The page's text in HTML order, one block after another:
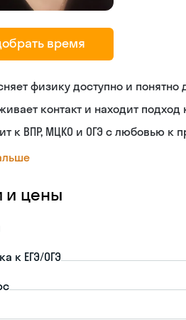
время
физику доступно и понятно
контакт и находит
к ВПР, МЦКО и ОГЭ с любовью к
и цены
к ЕГЭ/ОГЭ